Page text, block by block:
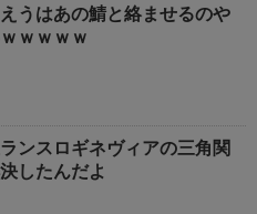
えうはあの鯖と絡ませるのや
ｗｗｗｗ
ランスロギネヴィアの三角関
したんだよ